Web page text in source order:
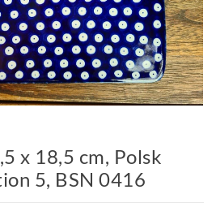
x 18,5 cm, Polsk
5, BSN 0416